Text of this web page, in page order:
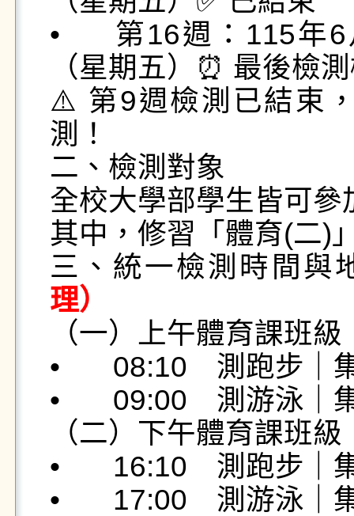
•	第16週：115年6月8日（星期一）至6月12日
（星期五）⏰ 最後檢
⚠️ 第9週檢測已結束
測！
二、檢測對象
全校大學部學生皆可參
其中，修習「體育(二)
三、統一檢測時間與
理）
（一）上午體育課班級
•	08:10　測跑步｜集合地點：田徑場
•	09:00　測游泳｜集合地點：游泳池
（二）下午體育課班級
•	16:10　測跑步｜集合地點：田徑場